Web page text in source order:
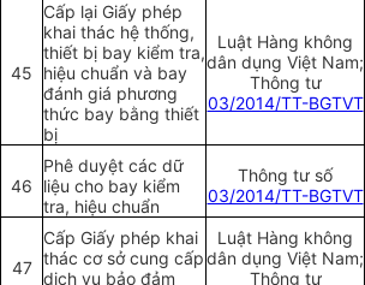
45
Cấp lại Giấy phép
khai thác hệ thống,
thiết bị bay kiểm tra,
hiệu chuẩn và bay
đánh giá phương
thức bay bằng thiết
bị
Luật Hàng không
dân dụng Việt Nam;
Thông tư
03/2014/TT-BGTVT
46
Phê duyệt các dữ
liệu cho bay kiểm
tra, hiệu chuẩn
Thông tư số
03/2014/TT-BGTVT
47
Cấp Giấy phép khai
thác cơ sở cung cấp
dịch vụ bảo đảm
Luật Hàng không
dân dụng Việt Nam;
Thông tư